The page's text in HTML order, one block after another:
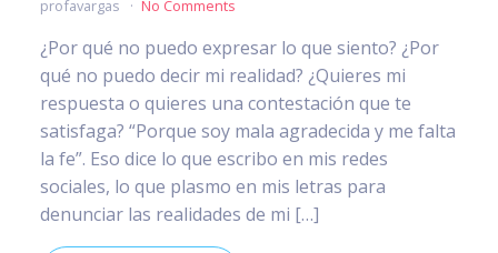
profavargas No Comments
¿Por qué no puedo expresar lo que siento? ¿Por
qué no puedo decir mi realidad? ¿Quieres mi
respuesta o quieres una contestación que te
satisfaga? “Porque soy mala agradecida y me falta
la fe”. Eso dice lo que escribo en mis redes
sociales, lo que plasmo en mis letras para
denunciar las realidades de mi […]